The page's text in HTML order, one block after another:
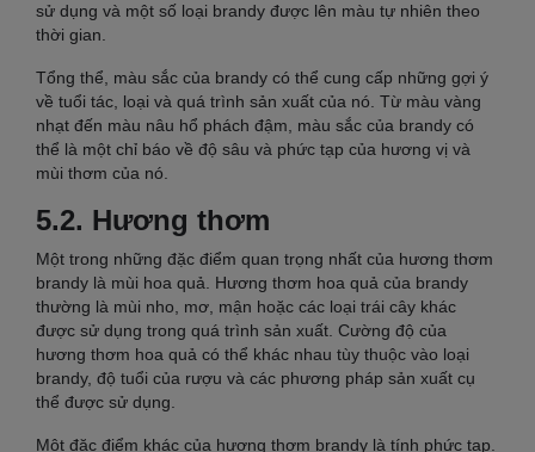
sử dụng và một số loại brandy được lên màu tự nhiên theo
thời gian.
Tổng thể, màu sắc của brandy có thể cung cấp những gợi ý
về tuổi tác, loại và quá trình sản xuất của nó. Từ màu vàng
nhạt đến màu nâu hổ phách đậm, màu sắc của brandy có
thể là một chỉ báo về độ sâu và phức tạp của hương vị và
mùi thơm của nó.
5.2. Hương thơm
Một trong những đặc điểm quan trọng nhất của hương thơm
brandy là mùi hoa quả. Hương thơm hoa quả của brandy
thường là mùi nho, mơ, mận hoặc các loại trái cây khác
được sử dụng trong quá trình sản xuất. Cường độ của
hương thơm hoa quả có thể khác nhau tùy thuộc vào loại
brandy, độ tuổi của rượu và các phương pháp sản xuất cụ
thể được sử dụng.
Một đặc điểm khác của hương thơm brandy là tính phức tạp.